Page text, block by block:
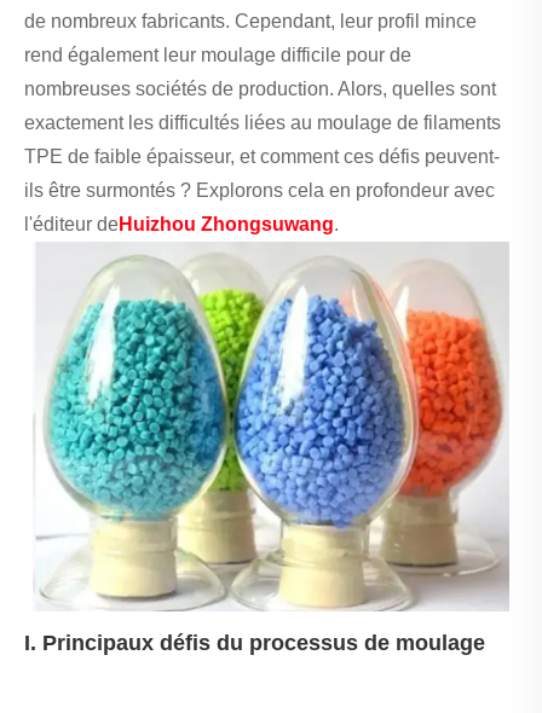
de nombreux fabricants. Cependant, leur profil mince
rend également leur moulage difficile pour de
nombreuses sociétés de production. Alors, quelles sont
exactement les difficultés liées au moulage de filaments
TPE de faible épaisseur, et comment ces défis peuvent-
ils être surmontés ? Explorons cela en profondeur avec
l'éditeur deHuizhou Zhongsuwang.
I. Principaux défis du processus de moulage